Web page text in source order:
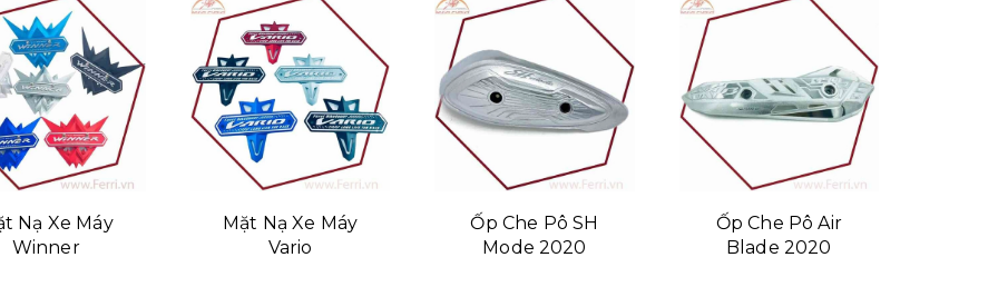
Nạ Xe Máy
Winner
Mặt Nạ Xe Máy
Vario
Ốp Che Pô SH
Mode 2020
Ốp Che Pô Air
Blade 2020